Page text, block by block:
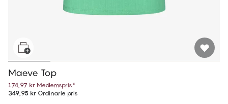
Maeve Top
174,97 kr Medlemspris*
349,95 kr Ordinarie pris